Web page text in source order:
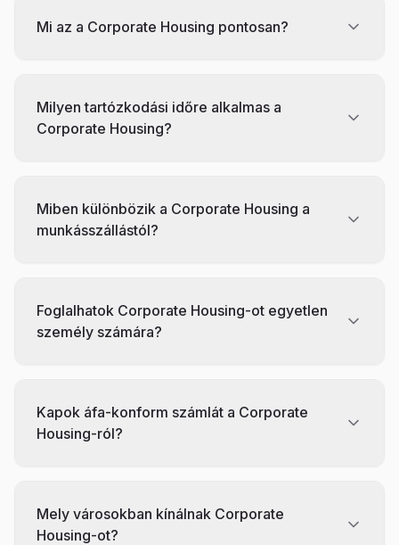
Mi az a Corporate Housing pontosan?
Milyen tartózkodási időre alkalmas a
Corporate Housing?
Miben különbözik a Corporate Housing a
munkásszállástól?
Foglalhatok Corporate Housing-ot egyetlen
személy számára?
Kapok áfa-konform számlát a Corporate
Housing-ról?
Mely városokban kínálnak Corporate
Housing-ot?